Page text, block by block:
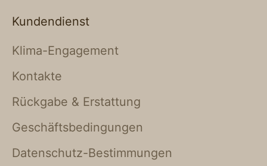
Kundendienst
Klima-Engagement
Kontakte
Rückgabe & Erstattung
Geschäftsbedingungen
Datenschutz-Bestimmungen